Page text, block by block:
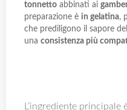
tonnetto abbinati ai
preparazione è in gelatina,
che prediligono il sapore
una consistenza più
L’ingrediente principale